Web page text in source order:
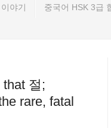
야기 중국어 HSK 3급
절;
rare, fatal